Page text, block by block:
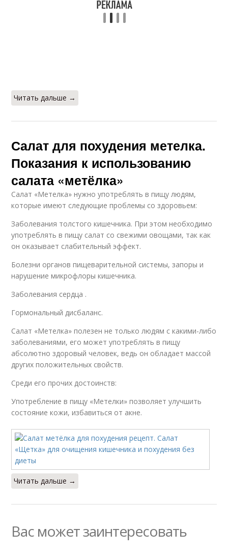
Читать дальше →
Салат для похудения метелка.
Показания к использованию
салата «метёлка»
Салат «Метелка» нужно употреблять в пищу людям,
которые имеют следующие проблемы со здоровьем:
Заболевания толстого кишечника. При этом необходимо
употреблять в пищу салат со свежими овощами, так как
он оказывает слабительный эффект.
Болезни органов пищеварительной системы, запоры и
нарушение микрофлоры кишечника.
Заболевания сердца .
Гормональный дисбаланс.
Салат «Метелка» полезен не только людям с какими-либо
заболеваниями, его может употреблять в пищу
абсолютно здоровый человек, ведь он обладает массой
других положительных свойств.
Среди его прочих достоинств:
Употребление в пищу «Метелки» позволяет улучшить
состояние кожи, избавиться от акне.
Читать дальше →
Вас может заинтересовать